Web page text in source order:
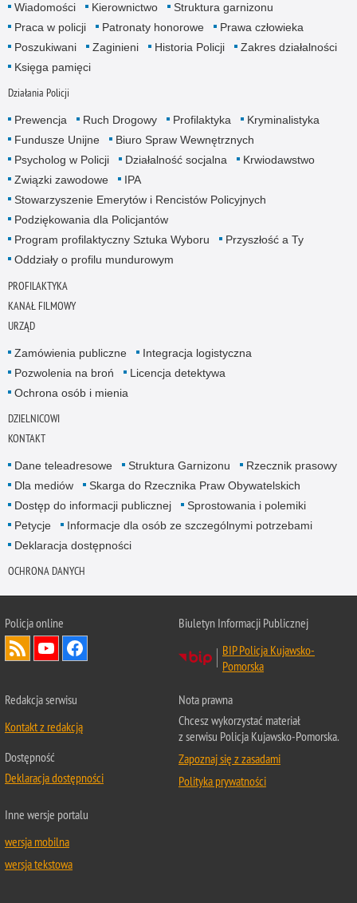
Wiadomości Kierownictwo
Struktura garnizonu
Praca w policji
Patronaty honorowe
Prawa człowieka
Poszukiwani
Zaginieni Historia Policji
Zakres działalności
Księga pamięci
Działania Policji
Prewencja Ruch Drogowy Profilaktyka
Kryminalistyka
Fundusze Unijne
Biuro Spraw Wewnętrznych
Psycholog w Policji
Działalność socjalna
Krwiodawstwo
Związki zawodowe
IPA
Stowarzyszenie Emerytów i Rencistów Policyjnych
Podziękowania dla Policjantów
Program profilaktyczny Sztuka Wyboru
Przyszłość a Ty
Oddziały o profilu mundurowym
PROFILAKTYKA
KANAŁ FILMOWY
URZĄD
Zamówienia publiczne
Integracja logistyczna
Pozwolenia na broń
Licencja detektywa
Ochrona osób i mienia
DZIELNICOWI
KONTAKT
Dane teleadresowe Struktura Garnizonu
Rzecznik prasowy
Dla mediów
Skarga do Rzecznika Praw Obywatelskich
Dostęp do informacji publicznej
Sprostowania i polemiki
Petycje
Informacje dla osób ze szczególnymi potrzebami
Deklaracja dostępności
OCHRONA DANYCH
Policja online
Biuletyn Informacji Publicznej
BIP Policja Kujawsko-
Pomorska
Redakcja serwisu
Kontakt z redakcją
Dostępność
Deklaracja dostępności
Nota prawna
Chcesz wykorzystać materiał
z serwisu Policja Kujawsko-Pomorska.
Zapoznaj się z zasadami
Polityka prywatności
Inne wersje portalu
wersja mobilna
wersja tekstowa